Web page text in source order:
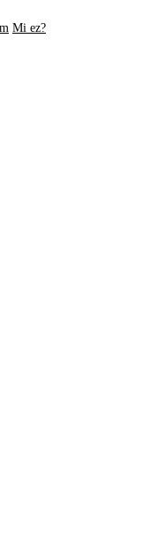
Mi ez?